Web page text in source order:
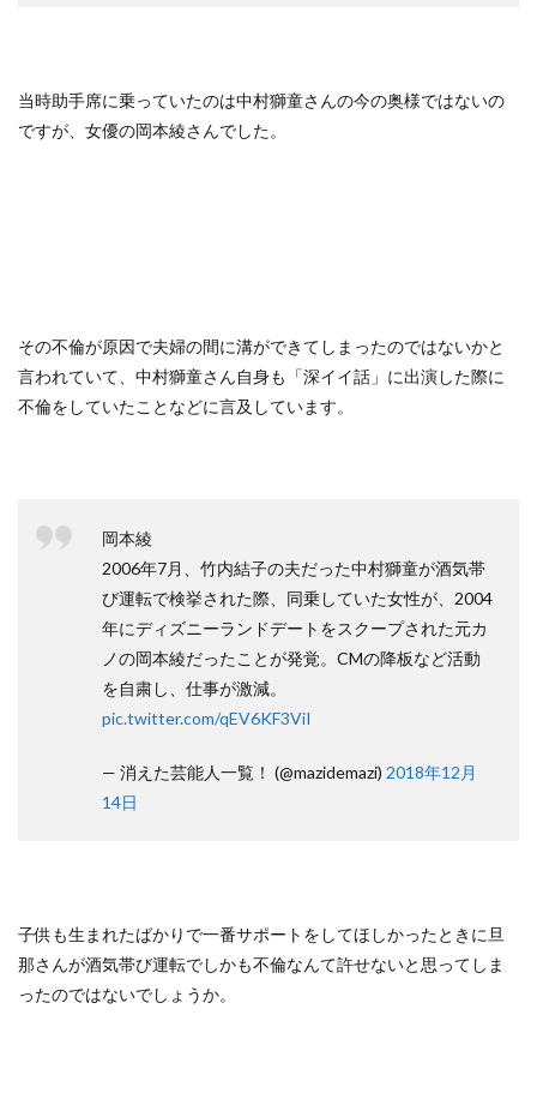
当時助手席に乗っていたのは中村獅童さんの今の奥様ではないの
ですが、女優の岡本綾さんでした。
その不倫が原因で夫婦の間に溝ができてしまったのではないかと
言われていて、中村獅童さん自身も「深イイ話」に出演した際に
不倫をしていたことなどに言及しています。
岡本綾
2006年7月、竹内結子の夫だった中村獅童が酒気帯
び運転で検挙された際、同乗していた女性が、2004
年にディズニーランドデートをスクープされた元カ
ノの岡本綾だったことが発覚。CMの降板など活動
を自粛し、仕事が激減。
pic.twitter.com/qEV6KF3ViI
— 消えた芸能人一覧！ (@mazidemazi) 2018年12月
14日
子供も生まれたばかりで一番サポートをしてほしかったときに旦
那さんが酒気帯び運転でしかも不倫なんて許せないと思ってしま
ったのではないでしょうか。